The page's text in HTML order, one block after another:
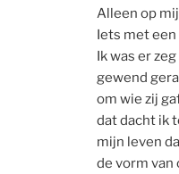
Alleen op
Iets met een
Ik was er
gewend
om wie zij
dat dacht ik
mijn leven
de vorm van